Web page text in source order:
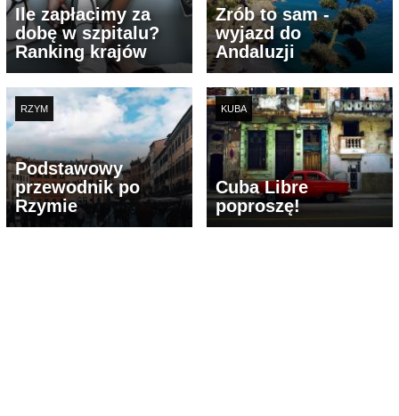
Ile zapłacimy za
dobę w szpitalu?
Ranking krajów
Zrób to sam -
wyjazd do
Andaluzji
RZYM
Podstawowy
przewodnik po
Rzymie
KUBA
Cuba Libre
poproszę!